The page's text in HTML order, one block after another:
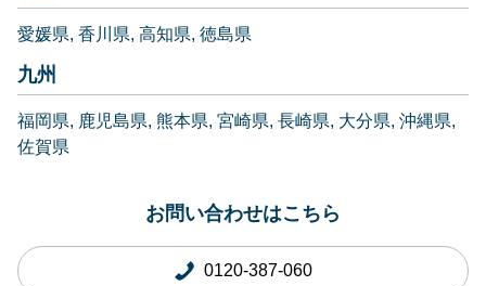
愛媛県 香川県 高知県 徳島県
九州
福岡県 鹿児島県 熊本県 宮崎県 長崎県 大分県 沖縄県
佐賀県
お問い合わせはこちら
0120-387-060